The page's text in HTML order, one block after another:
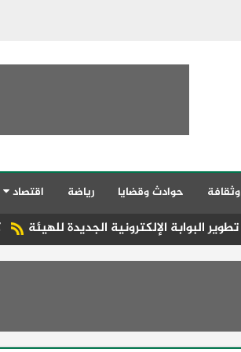
حوادث وقضايا رياضة اقتصاد
كـــــيا (PV5) .. معيار جديد من القيادة الإستثنائية الإلكترونية الجديدة للهيئة